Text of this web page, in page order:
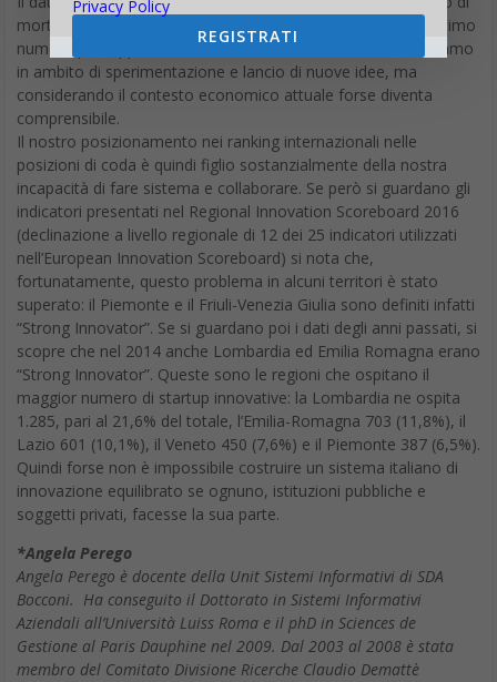
mortalità delle startup che si attesta intorno all’1%. Quest’ultimo
numero può apparire anomalo, considerando il fatto che siamo
in ambito di sperimentazione e lancio di nuove idee, ma
considerando il contesto economico attuale forse diventa
comprensibile.
Il nostro posizionamento nei ranking internazionali nelle
posizioni di coda è quindi figlio sostanzialmente della nostra
incapacità di fare sistema e collaborare. Se però si guardano gli
indicatori presentati nel Regional Innovation Scoreboard 2016
(declinazione a livello regionale di 12 dei 25 indicatori utilizzati
nell’European Innovation Scoreboard) si nota che,
fortunatamente, questo problema in alcuni territori è stato
superato: il Piemonte e il Friuli-Venezia Giulia sono definiti infatti
“Strong Innovator”. Se si guardano poi i dati degli anni passati, si
scopre che nel 2014 anche Lombardia ed Emilia Romagna erano
“Strong Innovator”. Queste sono le regioni che ospitano il
maggior numero di startup innovative: la Lombardia ne ospita
1.285, pari al 21,6% del totale, l’Emilia-Romagna 703 (11,8%), il
Lazio 601 (10,1%), il Veneto 450 (7,6%) e il Piemonte 387 (6,5%).
Quindi forse non è impossibile costruire un sistema italiano di
innovazione equilibrato se ognuno, istituzioni pubbliche e
soggetti privati, facesse la sua parte.
*Angela Perego
Angela Perego è docente della Unit Sistemi Informativi di SDA
Bocconi. Ha conseguito il Dottorato in Sistemi Informativi
Aziendali all’Università Luiss Roma e il phD in Sciences de
Gestione al Paris Dauphine nel 2009. Dal 2003 al 2008 è stata
membro del Comitato Divisione Ricerche Claudio Demattè
Privacy Policy
REGISTRATI